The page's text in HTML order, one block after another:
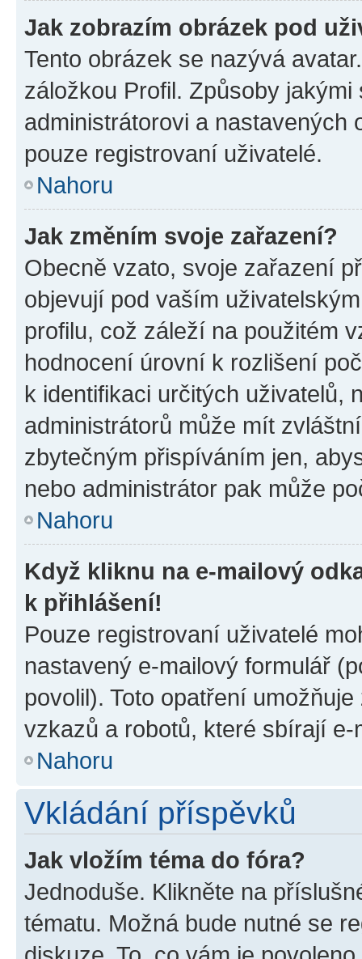
Jak zobrazím obrázek pod
Tento obrázek se nazývá
záložkou Profil. Způsoby
administrátorovi a nastavených
pouze registrovaní uživatelé.
Nahoru
Jak změním svoje zařazení?
Obecně vzato, svoje zařazení
objevují pod vaším
profilu, což záleží na použitém
hodnocení úrovní k rozlišení
k identifikaci určitých uživatelů,
administrátorů může mít
zbytečným přispíváním jen,
nebo administrátor pak může
Nahoru
Když kliknu na e-mailový
k přihlášení!
Pouze registrovaní uživatelé
nastavený e-mailový formulář
povolil). Toto opatření
vzkazů a robotů, které sbírají e-
Nahoru
Vkládání příspěvků
Jak vložím téma do fóra?
Jednoduše. Klikněte na
tématu. Možná bude nutné se